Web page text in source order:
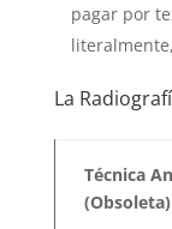
pagar por
La
Técnica
(Obsoleta)